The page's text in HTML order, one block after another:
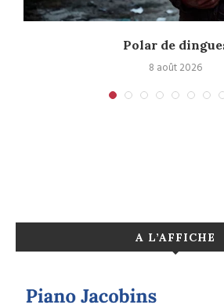
Polar de
8 août 2026
A L’AFFICHE